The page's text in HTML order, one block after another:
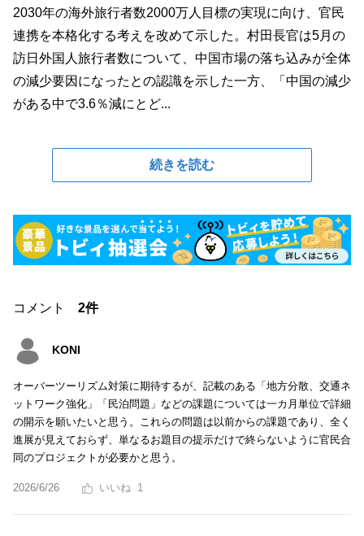
2030年の海外旅行者数2000万人目標の実現に向け、官民
連携を本格化する考えを改めて示した。村田長官は5月の
訪日外国人旅行者数について、中国市場の落ち込みが全体
の減少要因になったとの認識を示した一方、「中国の減少
がある中で3.6％減にとど...
続きを読む
コメント 2件
KONI
オーバーツーリズム対策に期待するが、記載のある「地方分散、交通ネ
ットワーク強化」「民泊問題」などの課題については一カ月単位で詳細
の開示を願いたいと思う。これらの問題は以前からの課題であり、全く
進展が見えておらず、単なるお題目の提示だけで終らないように官民合
同のプロジェクトが必要かと思う。
2026/6/26 1